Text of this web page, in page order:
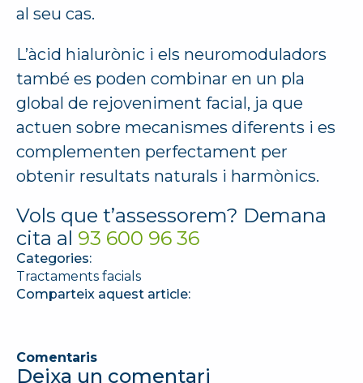
al seu cas.
L’àcid hialurònic i els neuromoduladors
també es poden combinar en un pla
global de rejoveniment facial, ja que
actuen sobre mecanismes diferents i es
complementen perfectament per
obtenir resultats naturals i harmònics.
Vols que t’assessorem? Demana
cita al 93 600 96 36
Categories:
Tractaments facials
Comparteix aquest article:
Comentaris
Deixa un comentari